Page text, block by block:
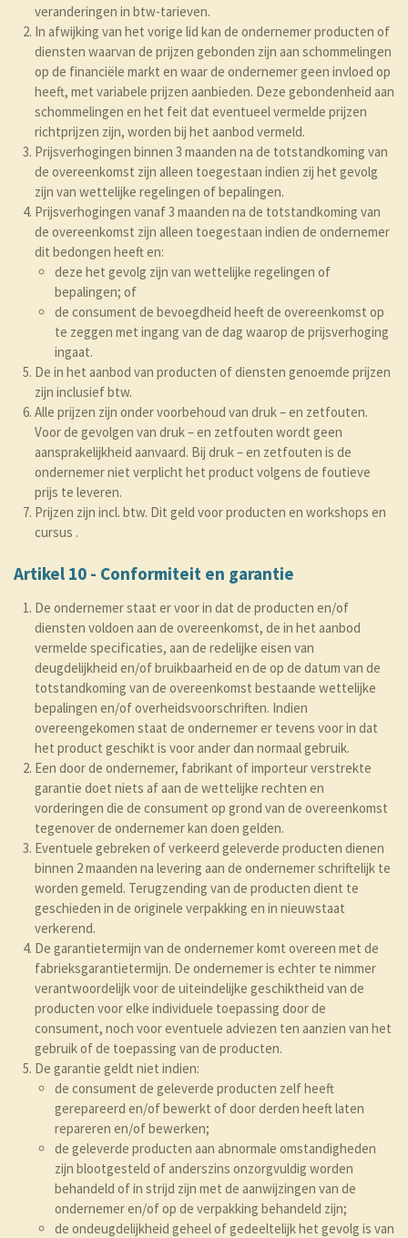
veranderingen in btw-tarieven.
In afwijking van het vorige lid kan de ondernemer producten of
diensten waarvan de prijzen gebonden zijn aan schommelingen
op de financiële markt en waar de ondernemer geen invloed op
heeft, met variabele prijzen aanbieden. Deze gebondenheid aan
schommelingen en het feit dat eventueel vermelde prijzen
richtprijzen zijn, worden bij het aanbod vermeld.
Prijsverhogingen binnen 3 maanden na de totstandkoming van
de overeenkomst zijn alleen toegestaan indien zij het gevolg
zijn van wettelijke regelingen of bepalingen.
Prijsverhogingen vanaf 3 maanden na de totstandkoming van
de overeenkomst zijn alleen toegestaan indien de ondernemer
dit bedongen heeft en:
deze het gevolg zijn van wettelijke regelingen of
bepalingen; of
de consument de bevoegdheid heeft de overeenkomst op
te zeggen met ingang van de dag waarop de prijsverhoging
ingaat.
De in het aanbod van producten of diensten genoemde prijzen
zijn inclusief btw.
Alle prijzen zijn onder voorbehoud van druk – en zetfouten.
Voor de gevolgen van druk – en zetfouten wordt geen
aansprakelijkheid aanvaard. Bij druk – en zetfouten is de
ondernemer niet verplicht het product volgens de foutieve
prijs te leveren.
Prijzen zijn incl. btw. Dit geld voor producten en workshops en
cursus .
Artikel 10 - Conformiteit en garantie
De ondernemer staat er voor in dat de producten en/of
diensten voldoen aan de overeenkomst, de in het aanbod
vermelde specificaties, aan de redelijke eisen van
deugdelijkheid en/of bruikbaarheid en de op de datum van de
totstandkoming van de overeenkomst bestaande wettelijke
bepalingen en/of overheidsvoorschriften. Indien
overeengekomen staat de ondernemer er tevens voor in dat
het product geschikt is voor ander dan normaal gebruik.
Een door de ondernemer, fabrikant of importeur verstrekte
garantie doet niets af aan de wettelijke rechten en
vorderingen die de consument op grond van de overeenkomst
tegenover de ondernemer kan doen gelden.
Eventuele gebreken of verkeerd geleverde producten dienen
binnen 2 maanden na levering aan de ondernemer schriftelijk te
worden gemeld. Terugzending van de producten dient te
geschieden in de originele verpakking en in nieuwstaat
verkerend.
De garantietermijn van de ondernemer komt overeen met de
fabrieksgarantietermijn. De ondernemer is echter te nimmer
verantwoordelijk voor de uiteindelijke geschiktheid van de
producten voor elke individuele toepassing door de
consument, noch voor eventuele adviezen ten aanzien van het
gebruik of de toepassing van de producten.
De garantie geldt niet indien:
de consument de geleverde producten zelf heeft
gerepareerd en/of bewerkt of door derden heeft laten
repareren en/of bewerken;
de geleverde producten aan abnormale omstandigheden
zijn blootgesteld of anderszins onzorgvuldig worden
behandeld of in strijd zijn met de aanwijzingen van de
ondernemer en/of op de verpakking behandeld zijn;
de ondeugdelijkheid geheel of gedeeltelijk het gevolg is van